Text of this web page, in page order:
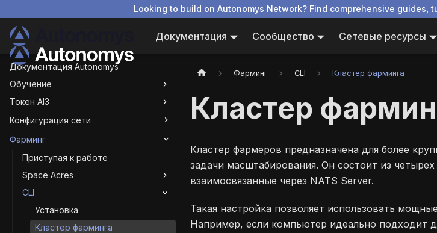
Looking to build on Autonomys Network? Find comprehensive guides,
Документация Сообщество Сетевые ресурсы
Документация Autonomys
Обучение
Токен AI3
Конфигурация сети
Фарминг
Приступая к работе
Space Acres
CLI
Установка
Кластер фарминга
Фарминг CLI Кластер фарминга
Кластер
Кластер фармеров предназначена для более
задачи масштабирования. Он состоит из
взаимосвязанные через NATS Server.
Такая настройка позволяет использовать
Например, если компьютер идеально подходит